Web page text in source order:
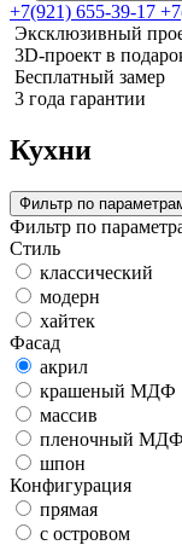
+7(921) 655-39-17
Эксклюзивный
3D-проект в
Бесплатный замер
3 года гарантии
Кухни
Фильтр по
Фильтр по
Стиль
классический
модерн
хайтек
Фасад
акрил
крашеный МДФ
массив
пленочный МДФ
шпон
Конфигурация
прямая
с островом